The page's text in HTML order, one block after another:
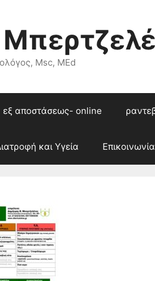
Msc, MEd
εξ αποστάσεως- online
και Υγεία Επικοινωνία